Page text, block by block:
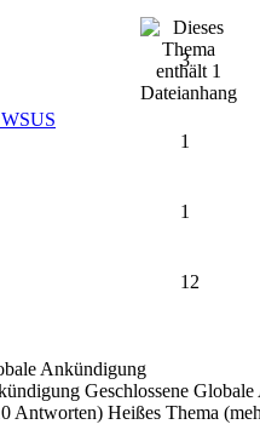
3
1
1
12
Ankündigung
Geschlossene
Heißes Thema